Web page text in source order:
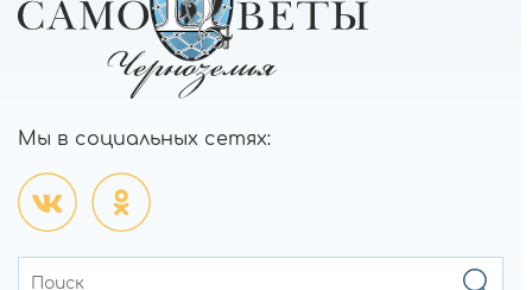
Мы в социальных сетях: